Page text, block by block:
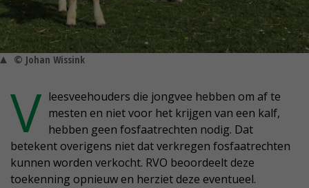
© Johan Wissink
V leesveehouders die jongvee hebben om af te
mesten en niet voor het krijgen van een kalf,
hebben geen fosfaatrechten nodig. Dat
betekent overigens niet dat verkregen fosfaatrechten
kunnen worden verkocht. RVO beoordeelt deze
toekenning opnieuw en herziet deze eventueel.